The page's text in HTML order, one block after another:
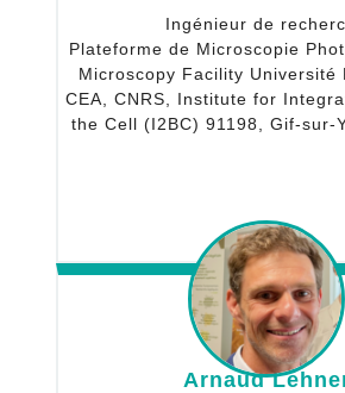
Ingénieur de
Plateforme de Microscopie
Microscopy Facility Université
CEA, CNRS, Institute for
the Cell (I2BC) 91198, Gif-sur-
Arnaud